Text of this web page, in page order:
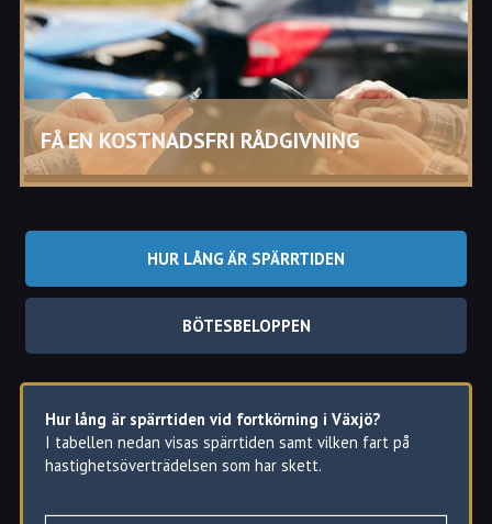
När fortkörningen anses vara ringa så blir det ett
bötesbelopp beroende på hastighetsöverträdelse.
Vid lägre hastighetsbegränsningar eller vid hög
hastighetsöverträdelse i Växjö så kan körkortet bli
återkallat med olika spärrtider.
FÅ EN KOSTNADSFRI RÅDGIVNING
HUR LÅNG ÄR SPÄRRTIDEN
BÖTESBELOPPEN
Hur lång är spärrtiden vid fortkörning i Växjö?
I tabellen nedan visas spärrtiden samt vilken fart på
hastighetsöverträdelsen som har skett.